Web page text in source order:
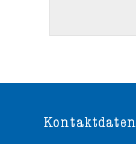
Kontaktdaten